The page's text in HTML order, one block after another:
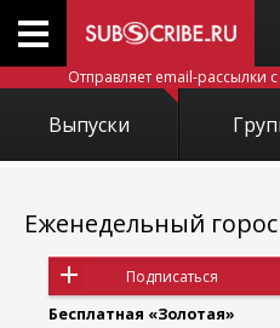
Отправляет email-рассылки
Выпуски
Еженедельный
Подписаться
Бесплатная «Золотая»